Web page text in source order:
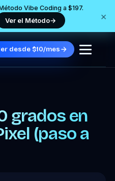
Vibe Coding a $197.
Ver el Método→ ×
desde $10/mes
grados en
(paso a